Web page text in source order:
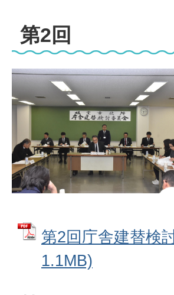
第2回
第2回庁舎建替検
1.1MB)